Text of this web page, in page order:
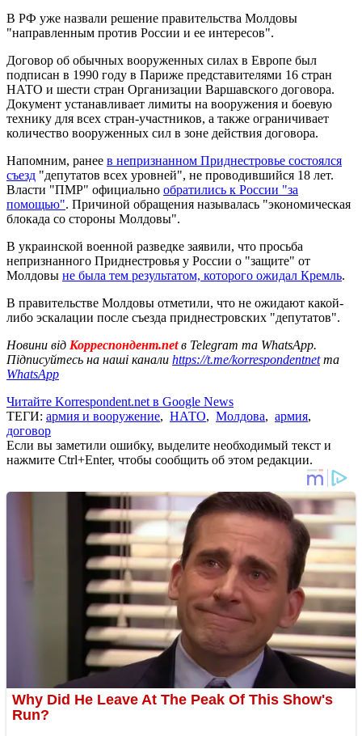
В РФ уже назвали решение правительства Молдовы
"направленным против России и ее интересов".
Договор об обычных вооруженных силах в Европе был
подписан в 1990 году в Париже представителями 16 стран
НАТО и шести стран Организации Варшавского договора.
Документ устанавливает лимиты на вооружения и боевую
технику для всех стран-участников, а также ограничивает
количество вооруженных сил в зоне действия договора.
Напомним, ранее в непризнанном Приднестровье состоялся
съезд "депутатов всех уровней", не проводившийся 18 лет.
Власти "ПМР" официально обратились к России "за
помощью". Причиной обращения называлась "экономическая
блокада со стороны Молдовы".
В украинской военной разведке заявили, что просьба
непризнанного Приднестровья у России о "защите" от
Молдовы не была тем результатом, которого ожидал Кремль.
В правительстве Молдовы отметили, что не ожидают какой-
либо эскалации после съезда приднестровских "депутатов".
Новини від Корреспондент.netв Telegram та WhatsApp.
Підписуйтесь на наші канали https://t.me/korrespondentnetта
WhatsApp
Читайте Korrespondent.net в Google News
ТЕГИ: армия и вооружение, НАТО, Молдова, армия,
договор
Если вы заметили ошибку, выделите необходимый текст и
нажмите Ctrl+Enter, чтобы сообщить об этом редакции.